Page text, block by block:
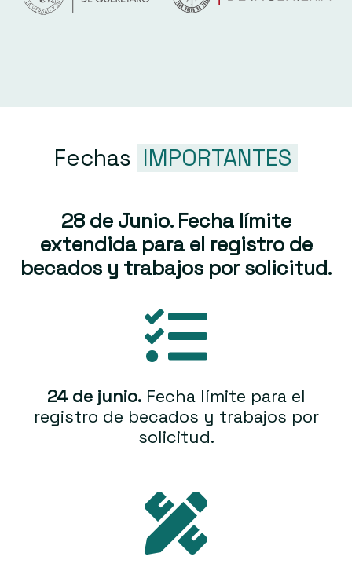
Fechas IMPORTANTES
28 de Junio. Fecha límite
extendida para el registro de
becados y trabajos por solicitud.
24 de junio.Fecha límite para el
registro de becados y trabajos por
solicitud.